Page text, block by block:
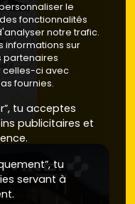
pense à
le neuf.
: ce que tu
Fonsorbesse
700 et 4 600 €/m²
gros travaux à prévoir
anciens se
le
fonctionnalités
notre trafic.
informations sur
partenaires
celles-ci avec
fournies.
tu acceptes
publicitaires et
tu
servant à